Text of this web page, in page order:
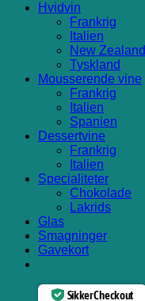
Hvidvin
Frankrig
Italien
New Zealand
Tyskland
Mousserende vine
Frankrig
Italien
Spanien
Dessertvine
Frankrig
Italien
Specialiteter
Chokolade
Lakrids
Glas
Smagninger
Gavekort
Sikker Checkout